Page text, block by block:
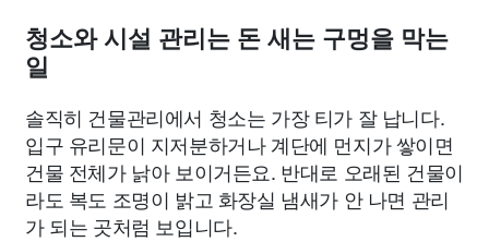
청소와 시설 관리는 돈 새는 구멍을 막는
일
솔직히 건물관리에서 청소는 가장 티가 잘 납니다.
입구 유리문이 지저분하거나 계단에 먼지가 쌓이면
건물 전체가 낡아 보이거든요. 반대로 오래된 건물이
라도 복도 조명이 밝고 화장실 냄새가 안 나면 관리
가 되는 곳처럼 보입니다.